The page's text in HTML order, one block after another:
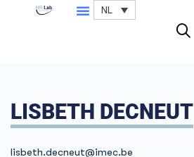
NL
LISBETH DECNEUT
lisbeth.decneut@imec.be